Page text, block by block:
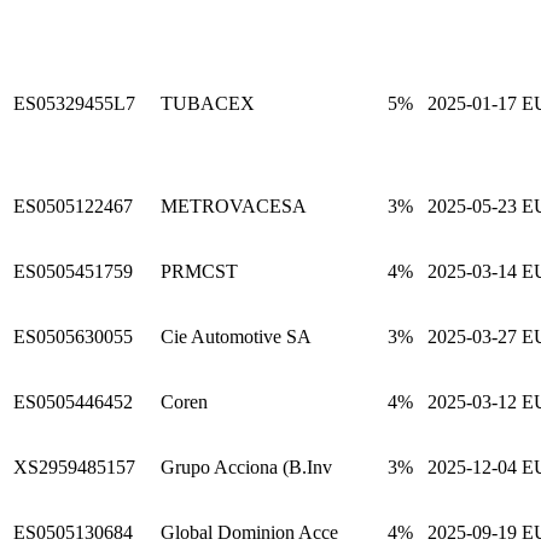
ES05329455L7 TUBACEX 5% 2025-01-17
ES0505122467 METROVACESA 3% 2025-05-23
ES0505451759 PRMCST 4% 2025-03-14
ES0505630055 Cie Automotive SA 3% 2025-03-27
ES0505446452 Coren 4% 2025-03-12
XS2959485157 Grupo Acciona (B.Inv 3% 2025-12-04
ES0505130684 Global Dominion Acce 4% 2025-09-19